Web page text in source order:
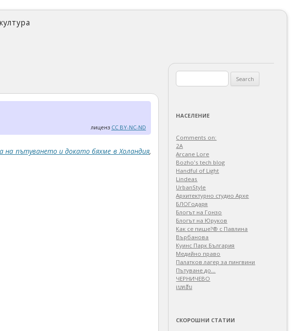
лиценз CC BY-NC-ND
на пътуването и докато бяхме в Холандия,
for:
НАСЕЛЕНИЕ
Comments on:
2A
Arcane Lore
Bozho's tech blog
Handful of Light
Lindeas
UrbanStyle
Архитектурно студио Архе
БЛОГодаря
Блогът на Гонзо
Блогът на Юруков
Как се пише?® с Павлина
Върбанова
Куинс Парк България
Медийно право
Палатков лагер зa пингвини
Пътуване до…
ЧЕРНИЧЕВО
เบทฮับ
СКОРОШНИ СТАТИИ